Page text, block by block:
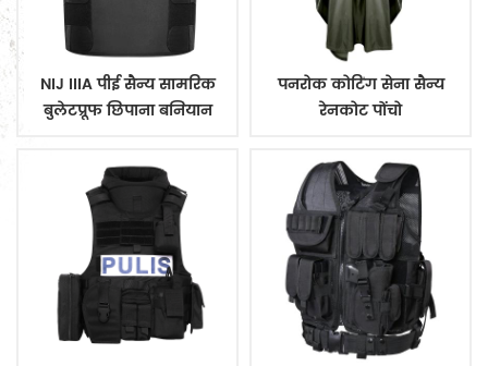
NIJ IIIA पीई सैन्य सामरिक
बुलेटप्रूफ छिपाना बनियान
पनरोक कोटिंग सेना सैन्य
रेनकोट पोंचो